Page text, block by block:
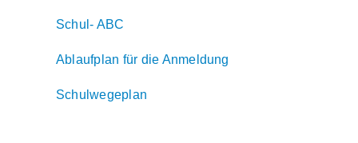
Schul- ABC
Ablaufplan für die Anmeldung
Schulwegeplan